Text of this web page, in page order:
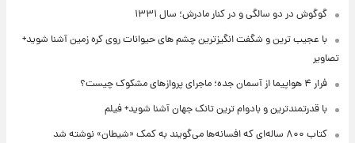
در دو سالگی و در کنار مادرش؛ سال ۱۳۳۱
ترین و شگفت انگیزترین چشم های حیوانات روی کره زمین آشنا شوید+
و بادوام ترین تانک جهان آشنا شوید+ فیلم